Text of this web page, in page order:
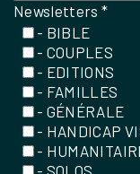
Newsletters*
- BIBLE
- COUPLES
- EDITIONS
- FAMILLES
- GÉNÉRALE
- HANDICAP
-
- SOLOS